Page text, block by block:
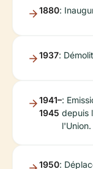
1880:
1937:
1941–
1945
:
depuis
l'Union.
1950: